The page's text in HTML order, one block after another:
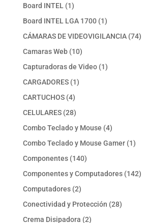
Board INTEL 11
producto
Board INTEL LGA 1700 11
producto
CÁMARAS DE VIDEOVIGILANCIA 7474
Camaras Web 1010
productos
Capturadoras de Video 11
CARGADORES 11
CARTUCHOS 44
productos
CELULARES 2828
productos
Combo Teclado y Mouse 44
productos
Combo Teclado y Mouse Gamer 11
Componentes 140140
productos
Componentes y Computadores 142142
Computadores 22
productos
Conectividad y Protección 2828
Crema Disipadora 22